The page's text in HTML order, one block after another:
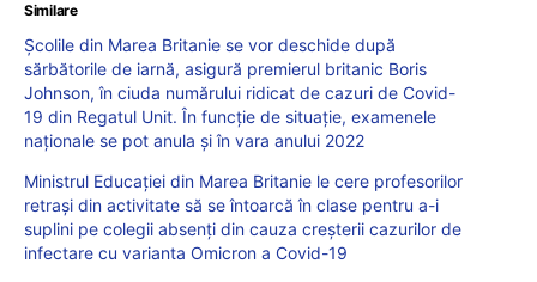
Similare
Școlile din Marea Britanie se vor deschide după
sărbătorile de iarnă, asigură premierul britanic Boris
Johnson, în ciuda numărului ridicat de cazuri de Covid-
19 din Regatul Unit. În funcție de situație, examenele
naționale se pot anula și în vara anului 2022
Ministrul Educației din Marea Britanie le cere profesorilor
retrași din activitate să se întoarcă în clase pentru a-i
suplini pe colegii absenți din cauza creșterii cazurilor de
infectare cu varianta Omicron a Covid-19